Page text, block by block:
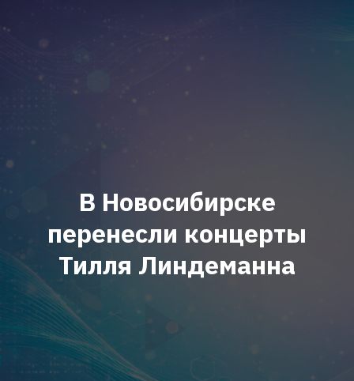
В Новосибирске
перенесли концерты
Тилля Линдеманна